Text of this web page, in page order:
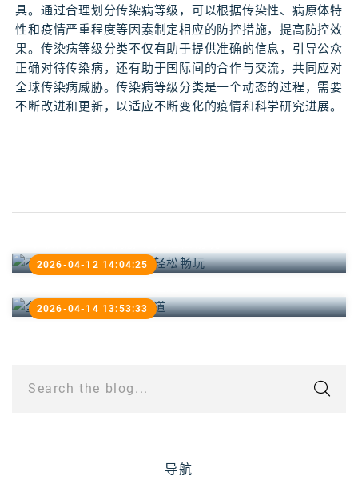
具。通过合理划分传染病等级，可以根据传染性、病原体特
性和疫情严重程度等因素制定相应的防控措施，提高防控效
果。传染病等级分类不仅有助于提供准确的信息，引导公众
正确对待传染病，还有助于国际间的合作与交流，共同应对
全球传染病威胁。传染病等级分类是一个动态的过程，需要
不断改进和更新，以适应不断变化的疫情和科学研究进展。
2026-04-12 14:04:25
2026-04-14 13:53:33
Search the blog...
导航